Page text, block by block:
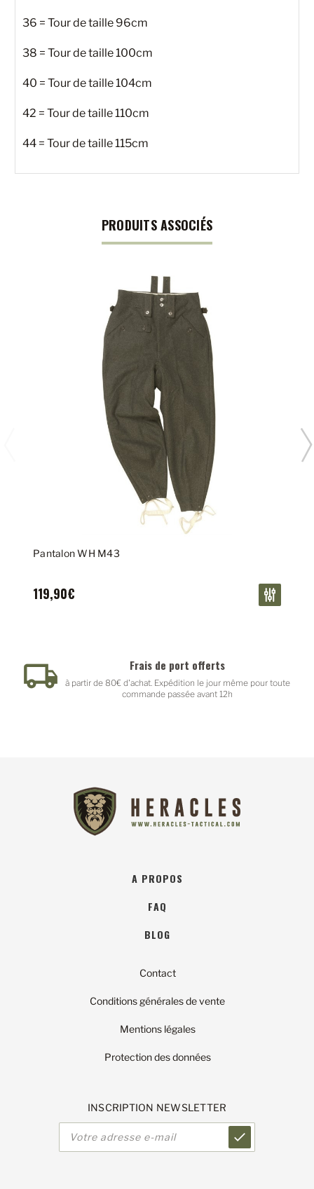
36 = Tour de taille 96cm
38 = Tour de taille 100cm
40 = Tour de taille 104cm
42 = Tour de taille 110cm
44 = Tour de taille 115cm
PRODUITS ASSOCIÉS
Pantalon WH M43
119,90€
Frais de port offerts
à partir de 80€ d'achat. Expédition le jour même pour toute
commande passée avant 12h
A PROPOS
FAQ
BLOG
Contact
Conditions générales de vente
Mentions légales
Protection des données
INSCRIPTION NEWSLETTER